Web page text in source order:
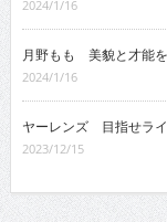
2024/1/16
月野もも 美貌と才能を
2024/1/16
ヤーレンズ 目指せラ
2023/12/15